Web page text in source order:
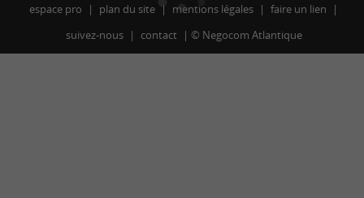
espace pro plan du site mentions légales
faire un lien
suivez-nous
contact © Negocom Atlantique